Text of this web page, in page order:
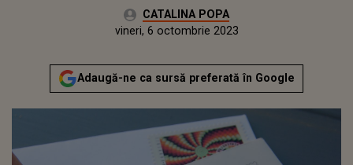
Autor:CATALINA POPA
joi, 6 octombrie 2022Actualizat:
vineri, 6 octombrie 2023
Adaugă-ne ca sursă preferată în Google